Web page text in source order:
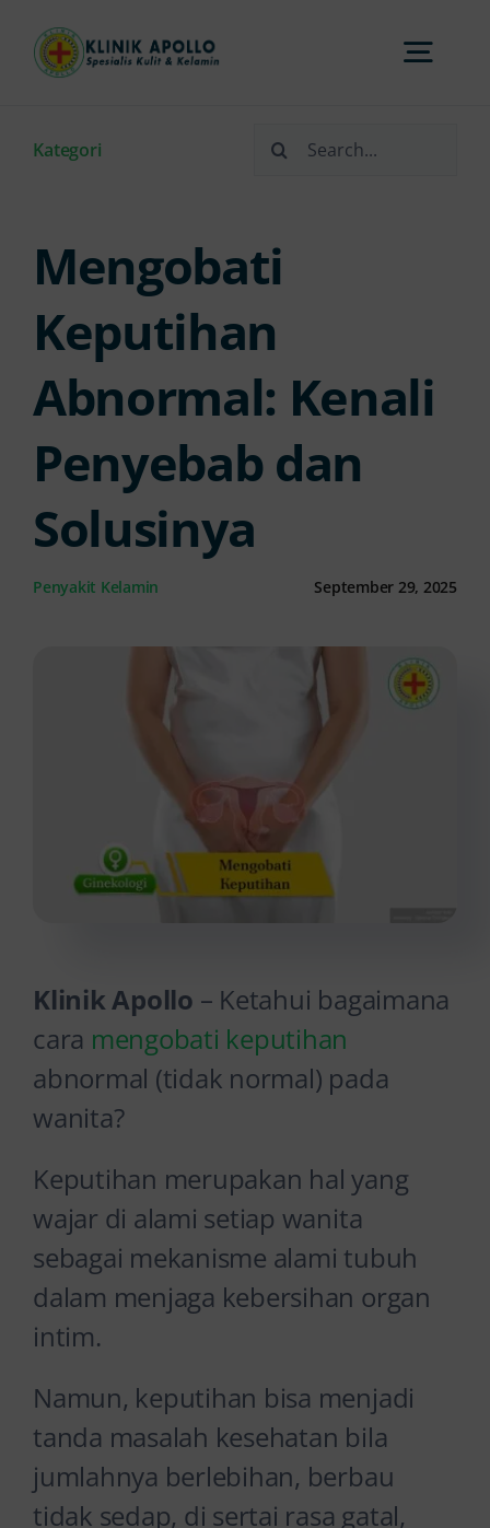
Home
Layanan
FAQs
Artikel
Kontak Kami
Kategori
Search
Mengobati
Keputihan
Abnormal: Kenali
Penyebab dan
Solusinya
Penyakit Kelamin September 29, 2025
Klinik Apollo – Ketahui bagaimana
cara mengobati keputihan
abnormal (tidak normal) pada
wanita?
Keputihan merupakan hal yang
wajar di alami setiap wanita
sebagai mekanisme alami tubuh
dalam menjaga kebersihan organ
intim.
Namun, keputihan bisa menjadi
tanda masalah kesehatan bila
jumlahnya berlebihan, berbau
tidak sedap, di sertai rasa gatal,